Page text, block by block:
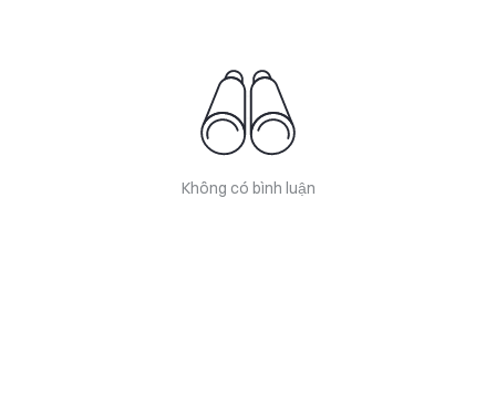
Không có bình luận